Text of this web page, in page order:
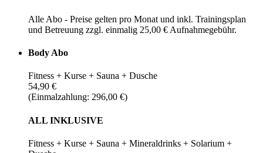
Alle Abo - Preise gelten pro Monat und inkl. Trainingsplan
und Betreuung zzgl. einmalig 25,00 € Aufnahmegebühr.
Body Abo
Fitness + Kurse + Sauna + Dusche
54,90 €
(Einmalzahlung: 296,00 €)
ALL INKLUSIVE
Fitness + Kurse + Sauna + Mineraldrinks + Solarium +